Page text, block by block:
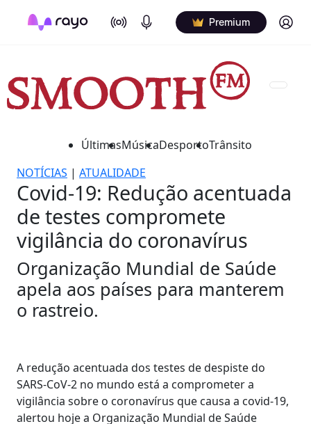
On Air Podcasts Premium Log in
ÚltimasMúsicaDesportoTrânsito
NOTÍCIAS | ATUALIDADE
Covid-19: Redução acentuada
de testes compromete
vigilância do coronavírus
Organização Mundial de Saúde
apela aos países para manterem
o rastreio.
A redução acentuada dos testes de despiste do
SARS-CoV-2 no mundo está a comprometer a
vigilância sobre o coronavírus que causa a covid-19,
alertou hoje a Organização Mundial de Saúde